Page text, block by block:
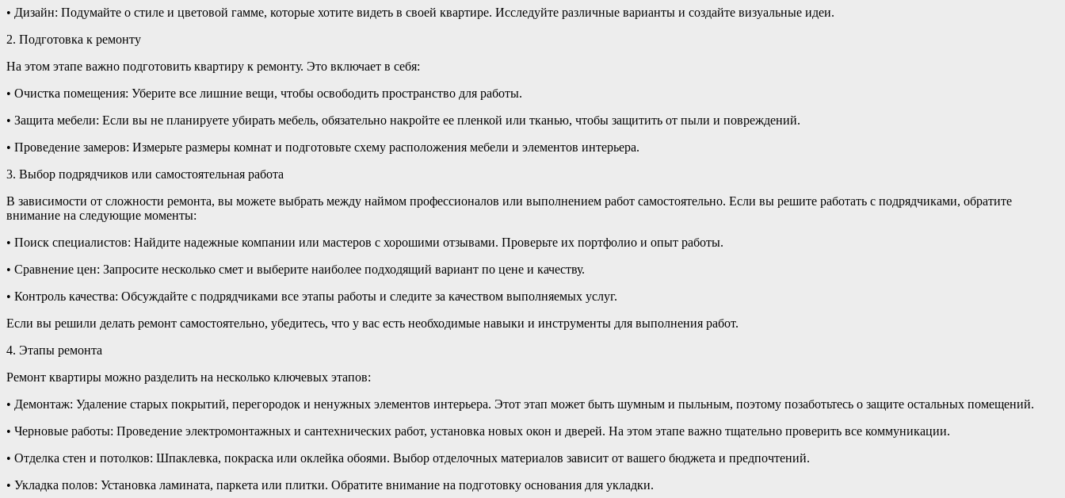
• Дизайн: Подумайте о стиле и цветовой гамме, которые хотите видеть в своей квартире. Исследуйте различные варианты и создайте визуальные идеи.
2. Подготовка к ремонту
На этом этапе важно подготовить квартиру к ремонту. Это включает в себя:
• Очистка помещения: Уберите все лишние вещи, чтобы освободить пространство для работы.
• Защита мебели: Если вы не планируете убирать мебель, обязательно накройте ее пленкой или тканью, чтобы защитить от пыли и повреждений.
• Проведение замеров: Измерьте размеры комнат и подготовьте схему расположения мебели и элементов интерьера.
3. Выбор подрядчиков или самостоятельная работа
В зависимости от сложности ремонта, вы можете выбрать между наймом профессионалов или выполнением работ самостоятельно. Если вы решите работать с подрядчиками, обратите
внимание на следующие моменты:
• Поиск специалистов: Найдите надежные компании или мастеров с хорошими отзывами. Проверьте их портфолио и опыт работы.
• Сравнение цен: Запросите несколько смет и выберите наиболее подходящий вариант по цене и качеству.
• Контроль качества: Обсуждайте с подрядчиками все этапы работы и следите за качеством выполняемых услуг.
Если вы решили делать ремонт самостоятельно, убедитесь, что у вас есть необходимые навыки и инструменты для выполнения работ.
4. Этапы ремонта
Ремонт квартиры можно разделить на несколько ключевых этапов:
• Демонтаж: Удаление старых покрытий, перегородок и ненужных элементов интерьера. Этот этап может быть шумным и пыльным, поэтому позаботьтесь о защите остальных помещений.
• Черновые работы: Проведение электромонтажных и сантехнических работ, установка новых окон и дверей. На этом этапе важно тщательно проверить все коммуникации.
• Отделка стен и потолков: Шпаклевка, покраска или оклейка обоями. Выбор отделочных материалов зависит от вашего бюджета и предпочтений.
• Укладка полов: Установка ламината, паркета или плитки. Обратите внимание на подготовку основания для укладки.